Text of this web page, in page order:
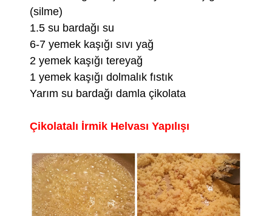
(silme)
1.5 su bardağı su
6-7 yemek kaşığı sıvı yağ
2 yemek kaşığı tereyağ
1 yemek kaşığı dolmalık fıstık
Yarım su bardağı damla çikolata
Çikolatalı İrmik Helvası Yapılışı